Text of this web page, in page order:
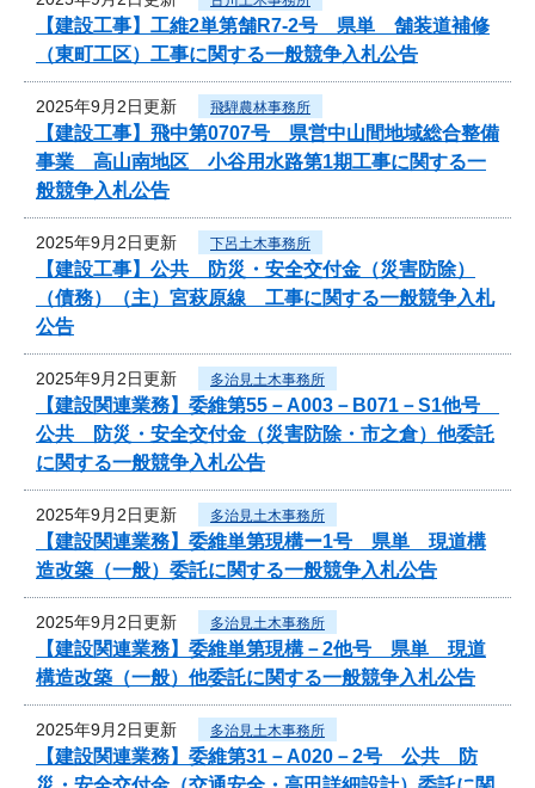
【建設工事】工維2単第舗R7-2号 県単 舗装道補修
（東町工区）工事に関する一般競争入札公告
2025年9月2日更新 飛騨農林事務所
【建設工事】飛中第0707号 県営中山間地域総合整備
事業 高山南地区 小谷用水路第1期工事に関する一
般競争入札公告
2025年9月2日更新 下呂土木事務所
【建設工事】公共 防災・安全交付金（災害防除）
（債務）（主）宮萩原線 工事に関する一般競争入札
公告
2025年9月2日更新 多治見土木事務所
【建設関連業務】委維第55－A003－B071－S1他号
公共 防災・安全交付金（災害防除・市之倉）他委託
に関する一般競争入札公告
2025年9月2日更新 多治見土木事務所
【建設関連業務】委維単第現構ー1号 県単 現道構
造改築（一般）委託に関する一般競争入札公告
2025年9月2日更新 多治見土木事務所
【建設関連業務】委維単第現構－2他号 県単 現道
構造改築（一般）他委託に関する一般競争入札公告
2025年9月2日更新 多治見土木事務所
【建設関連業務】委維第31－A020－2号 公共 防